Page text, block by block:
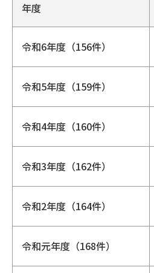
年度
令和6年度（156件）
令和5年度（159件）
令和4年度（160件）
令和3年度（162件）
令和2年度（164件）
令和元年度（168件）